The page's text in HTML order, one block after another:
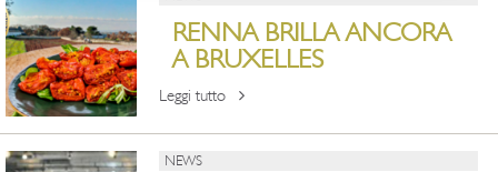
RENNA BRILLA ANCORA
A BRUXELLES
Leggi tutto
NEWS